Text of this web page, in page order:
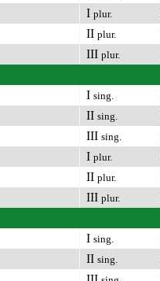
I plur.
II plur.
III plur.
I sing.
II sing.
III sing.
I plur.
II plur.
III plur.
I sing.
II sing.